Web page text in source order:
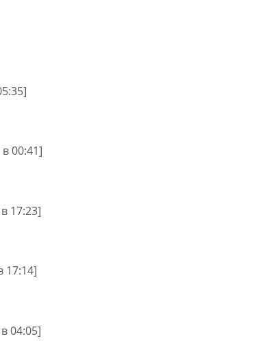
00:41]
17:23]
17:14]
04:05]